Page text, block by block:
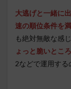
大逃げと一緒に
速の順位条件を
も絶対無敵な感
ょっと脆いとこ
2などで運用する